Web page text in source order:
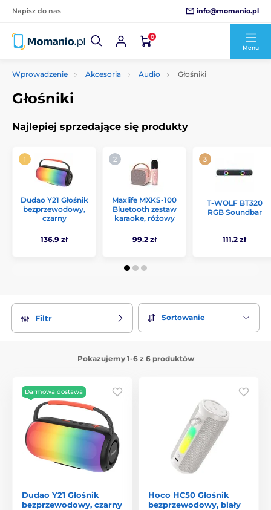
Napisz do nas info@momanio.pl
0
Menu
Wprowadzenie Akcesoria Audio Głośniki
Głośniki
Najlepiej sprzedające się produkty
Dudao Y21 Głośnik
bezprzewodowy,
czarny
136.9 zł
Maxlife MXKS-100
Bluetooth zestaw
karaoke, różowy
99.2 zł
T-WOLF BT320
RGB Soundbar
111.2 zł
Filtr Sortowanie
Pokazujemy 1-6 z 6 produktów
Darmowa dostawa
Dudao Y21 Głośnik
bezprzewodowy, czarny
Hoco HC50 Głośnik
bezprzewodowy, biały